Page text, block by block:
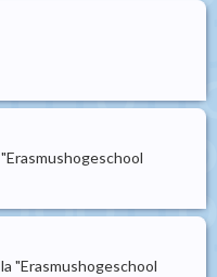
"Erasmushogeschool